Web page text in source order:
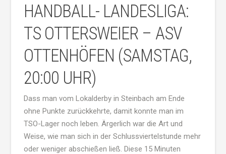
HANDBALL- LANDESLIGA:
TS OTTERSWEIER – ASV
OTTENHÖFEN (SAMSTAG,
20:00 UHR)
Dass man vom Lokalderby in Steinbach am Ende
ohne Punkte zurückkehrte, damit konnte man im
TSO-Lager noch leben. Ärgerlich war die Art und
Weise, wie man sich in der Schlussviertelstunde mehr
oder weniger abschießen ließ. Diese 15 Minuten